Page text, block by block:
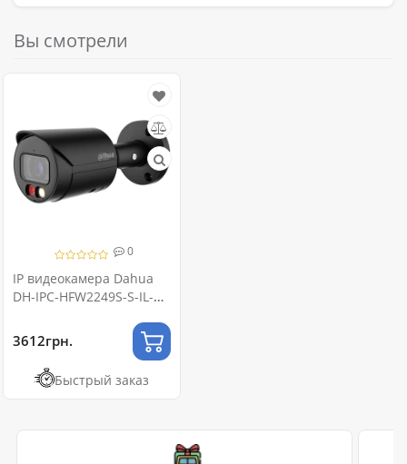
Вы смотрели
0
IP видеокамера Dahua
DH-IPC-HFW2249S-S-IL-BE
3612грн.
Быстрый заказ